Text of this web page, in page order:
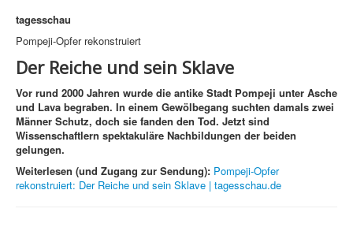
tagesschau
Pompeji-Opfer rekonstruiert
Der Reiche und sein Sklave
Vor rund 2000 Jahren wurde die antike Stadt Pompeji unter Asche
und Lava begraben. In einem Gewölbegang suchten damals zwei
Männer Schutz, doch sie fanden den Tod. Jetzt sind
Wissenschaftlern spektakuläre Nachbildungen der beiden
gelungen.
Weiterlesen (und Zugang zur Sendung): Pompeji-Opfer
rekonstruiert: Der Reiche und sein Sklave | tagesschau.de